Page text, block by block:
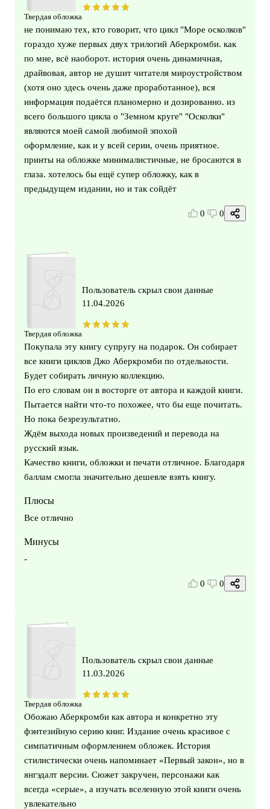
Твердая обложка
не понимаю тех, кто говорит, что цикл "Море осколков"
гораздо хуже первых двух трилогий Аберкромби. как
по мне, всё наоборот. история очень динамичная,
драйвовая, автор не душит читателя мироустройством
(хотя оно здесь очень даже проработанное), вся
информация подаётся планомерно и дозированно. из
всего большого цикла о "Земном круге" "Осколки"
являются моей самой любимой эпохой
оформление, как и у всей серии, очень приятное.
принты на обложке минималистичные, не бросаются в
глаза. хотелось бы ещё супер обложку, как в
предыдущем издании, но и так сойдёт
0 0
Твердая обложка
Пользователь скрыл свои данные
11.04.2026
Покупала эту книгу супругу на подарок. Он собирает
все книги циклов Джо Аберкромби по отдельности.
Будет собирать личную коллекцию.
По его словам он в восторге от автора и каждой книги.
Пытается найти что-то похожее, что бы еще почитать.
Но пока безрезультатно.
Ждём выхода новых произведений и перевода на
русский язык.
Качество книги, обложки и печати отличное. Благодаря
баллам смогла значительно дешевле взять книгу.
Плюсы
Все отлично
Минусы
-
0 0
Твердая обложка
Пользователь скрыл свои данные
11.03.2026
Обожаю Аберкромби как автора и конкретно эту
фэнтезийную серию книг. Издание очень красивое с
симпатичным оформлением обложек. История
стилистически очень напоминает «Первый закон», но в
янгэдалт версии. Сюжет закручен, персонажи как
всегда «серые», а изучать вселенную этой книги очень
увлекательно